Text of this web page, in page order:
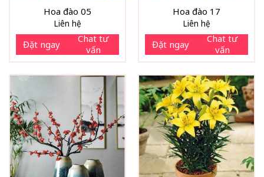
Hoa đào 05
Liên hệ
Đặt ngay
Chat tư
vấn
Hoa đào 17
Liên hệ
Đặt ngay
Chat tư
vấn